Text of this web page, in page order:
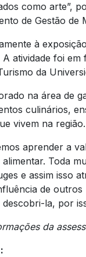
como arte”,
de Gestão de
à
A atividade foi
da
na área de
culinários,
vivem na região.
aprender a
Toda
e assim isso
de
la, por
da